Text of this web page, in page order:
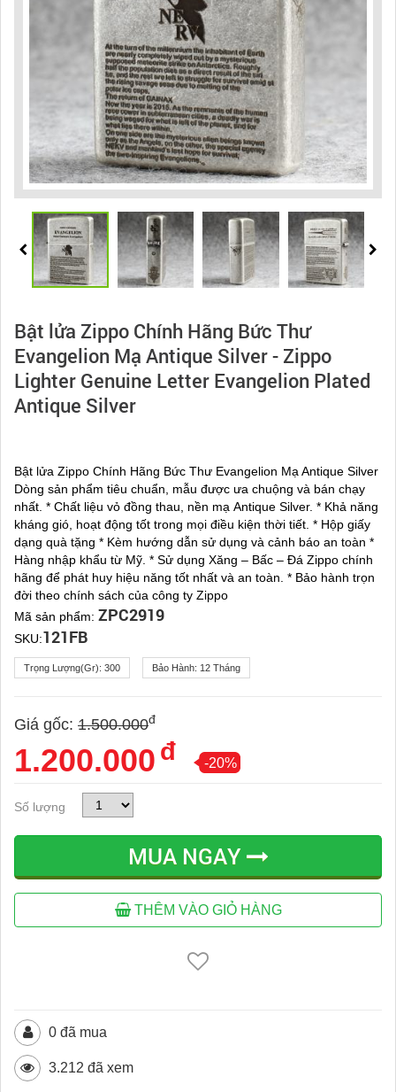
Bật lửa Zippo Chính Hãng Bức Thư
Evangelion Mạ Antique Silver - Zippo
Lighter Genuine Letter Evangelion Plated
Antique Silver
Bật lửa Zippo Chính Hãng Bức Thư Evangelion Mạ Antique Silver
Dòng sản phẩm tiêu chuẩn, mẫu được ưa chuộng và bán chạy
nhất. * Chất liệu vỏ đồng thau, nền mạ Antique Silver. * Khả năng
kháng gió, hoạt động tốt trong mọi điều kiện thời tiết. * Hộp giấy
dạng quà tặng * Kèm hướng dẫn sử dụng và cảnh báo an toàn *
Hàng nhập khẩu từ Mỹ. * Sử dụng Xăng – Bấc – Đá Zippo chính
hãng để phát huy hiệu năng tốt nhất và an toàn. * Bảo hành trọn
đời theo chính sách của công ty Zippo
Mã sản phẩm: ZPC2919
SKU:121FB
Trọng Lượng(gr): 300 Bảo Hành: 12 Tháng
Giá gốc: 1.500.000đ
1.200.000 đ -20%
Số lượng
MUA NGAY
THÊM VÀO GIỎ HÀNG
0 đã mua
3.212 đã xem